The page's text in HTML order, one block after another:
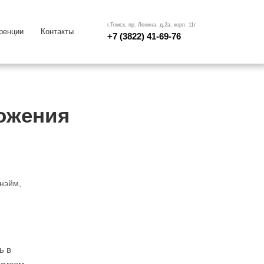
Контакты
г.Томск, пр. Ленина, д.2а, корп. 11г
+7 (3822) 41-69-76
в